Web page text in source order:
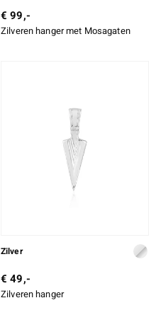
€ 99,-
Zilveren hanger met Mosagaten
Zilver
€ 49,-
Zilveren hanger